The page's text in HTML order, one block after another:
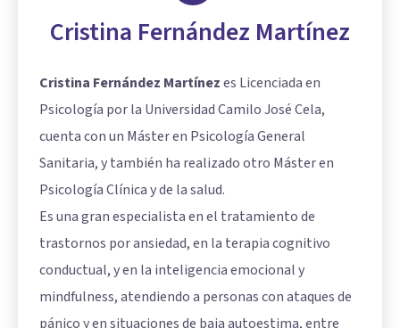
Cristina Fernández Martínez
Cristina Fernández Martínezes Licenciada en
Psicología por la Universidad Camilo José Cela,
cuenta con un Máster en Psicología General
Sanitaria, y también ha realizado otro Máster en
Psicología Clínica y de la salud.
Es una gran especialista en el tratamiento de
trastornos por ansiedad, en la terapia cognitivo
conductual, y en la inteligencia emocional y
mindfulness, atendiendo a personas con ataques de
pánico y en situaciones de baja autoestima, entre